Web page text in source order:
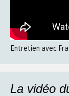
Entretien avec
La vidéo